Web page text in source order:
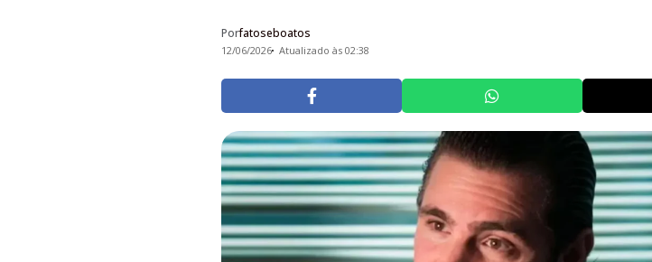
Porfatoseboatos
12/06/2026 Atualizado às 02:38